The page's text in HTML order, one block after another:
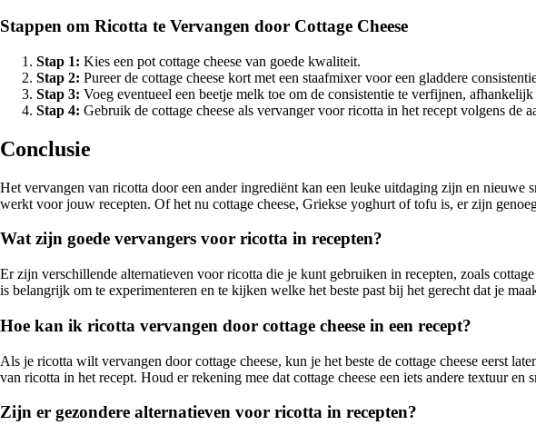
Stappen om Ricotta te Vervangen door Cottage Cheese
Stap 1: Kies een pot cottage cheese van goede kwaliteit.
Stap 2: Pureer de cottage cheese kort met een staafmixer voor een gladdere
Stap 3: Voeg eventueel een beetje melk toe om de consistentie te verfijnen, afhankelijk
Stap 4: Gebruik de cottage cheese als vervanger voor ricotta in het recept volgens de
Conclusie
Het vervangen van ricotta door een ander ingrediënt kan een leuke uitdaging zijn en nieuwe
werkt voor jouw recepten. Of het nu cottage cheese, Griekse yoghurt of tofu is, er zijn
Wat zijn goede vervangers voor ricotta in recepten?
Er zijn verschillende alternatieven voor ricotta die je kunt gebruiken in recepten, zoals
is belangrijk om te experimenteren en te kijken welke het beste past bij het gerecht dat je
Hoe kan ik ricotta vervangen door cottage cheese in een recept?
Als je ricotta wilt vervangen door cottage cheese, kun je het beste de cottage cheese eerst
van ricotta in het recept. Houd er rekening mee dat cottage cheese een iets andere textuur
Zijn er gezondere alternatieven voor ricotta in recepten?